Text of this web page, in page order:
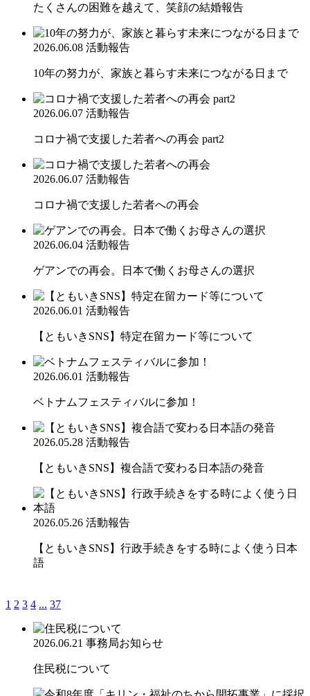
たくさんの困難を越えて、笑顔の結婚報告
2026.06.08 活動報告
10年の努力が、家族と暮らす未来につながる日まで
2026.06.07 活動報告
コロナ禍で支援した若者への再会 part2
2026.06.07 活動報告
コロナ禍で支援した若者への再会
2026.06.04 活動報告
ゲアンでの再会。日本で働くお母さんの選択
2026.06.01 活動報告
【ともいきSNS】特定在留カード等について
2026.06.01 活動報告
ベトナムフェスティバルに参加！
2026.05.28 活動報告
【ともいきSNS】複合語で変わる日本語の発音
2026.05.26 活動報告
【ともいきSNS】行政手続きをする時によく使う日本
語
1 2 3 4 ... 37
2026.06.21 事務局お知らせ
住民税について